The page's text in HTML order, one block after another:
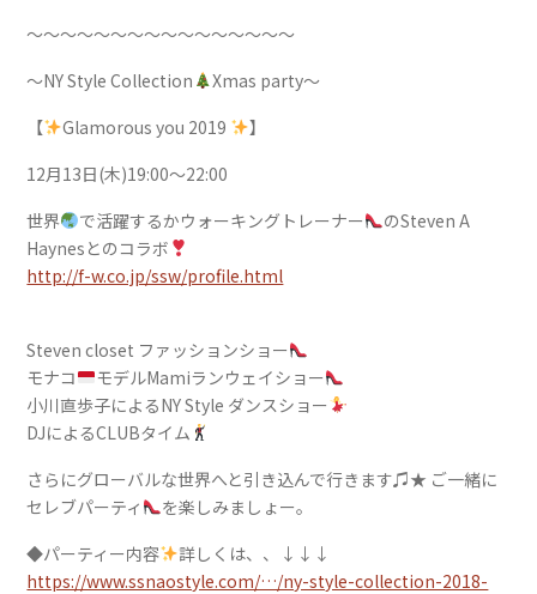
〜〜〜〜〜〜〜〜〜〜〜〜〜〜〜〜
〜NY Style Collection
Xmas party〜
【
Glamorous you 2019
】
12月13日(木)19:00〜22:00
世界
で活躍するかウォーキングトレーナー
のSteven A
Haynesとのコラボ
http://f-w.co.jp/ssw/profile.html
Steven closet ファッションショー
モナコ
モデルMamiランウェイショー
小川直歩子によるNY Style ダンスショー
DJによるCLUBタイム
さらにグローバルな世界へと引き込んで行きます♫★ ご一緒に
セレブパーティ
を楽しみましょー。
◆パーティー内容
詳しくは、、↓↓↓
https://www.ssnaostyle.com/…/ny-style-collection-2018-